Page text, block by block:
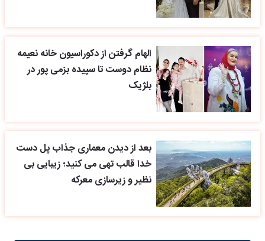
الهام گرفتن از دکوراسیون خانه نعیمه
نظام دوست تا سپیده بزمی پور در
بلژیک
بعد از دیدن معماری جذاب پل دست
خدا قالب تهی می کنید؛ زیبایی بی
نظیر و زیرسازی معرکه